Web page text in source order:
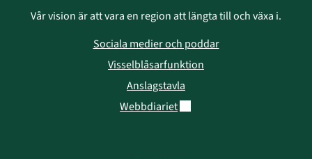
Vår vision är att vara en region att längta till och växa i.
Sociala medier och poddar
Visselblåsarfunktion
Anslagstavla
WebbdiarietLänk till annan webbplats.